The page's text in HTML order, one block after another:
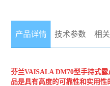
产品详情 技术参数 相
芬兰VAISALA DM70型手持式露
品是具有高度的可靠性和实用